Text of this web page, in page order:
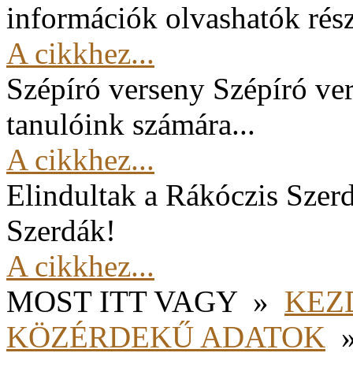
információk olvashatók
A cikkhez...
Szépíró verseny Szépíró
tanulóink számára...
A cikkhez...
Elindultak a Rákóczis
Szerdák!
A cikkhez...
MOST ITT VAGY »
KÖZÉRDEKŰ ADATOK